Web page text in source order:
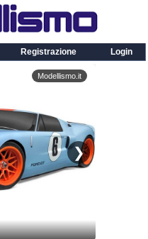
Registrazione Login